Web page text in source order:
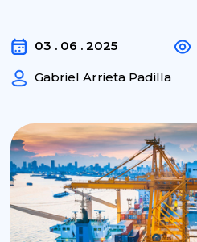
03 . 06 . 2025
Gabriel Arrieta Padilla